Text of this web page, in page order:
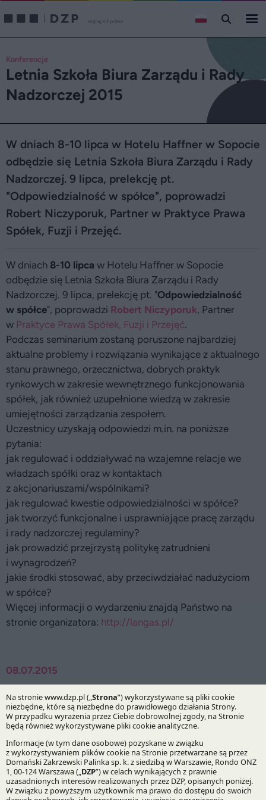
Konferencje
Letnia Szkoła Biura Zarządu i Rady
Nadzorczej 2015
08.07.2015
W dniach 8-10 lipca w Hotelu Haffner w Sopocie
odbędzie się Letnia Szkoła Biura Zarządu i Rady
Nadzorczej. 9 lipca, prelekcję pt.
"Odpowiedzialność w spółce", poprowadzi
Robert Niczyporuk, Partner w Praktyce Prawa
Spółek, Fuzji i Przejęć.
W dniach 8-10 lipca w Hotelu Haffner w Sopocie
odbędzie się Letnia Szkoła Biura Zarządu i Rady
Nadzorczej. 9 lipca, prelekcję pt. "Odpowiedzialność
w spółce", poprowadzi Robert Niczyporuk, Partner
w Praktyce Prawa Spółek, Fuzji i Przejęć.
Podczas seminarium zostaną poruszone najbardziej
aktualne problemy i rozwiązania wynikające z aktualnego
stanu prawnego, orzecznictwa, dobrych praktyk
rynkowych w zakresie wewnętrznego funkcjonowania
spółek, jak również uzupełnione wiedzą w zakresie
umiejętności zarządzania zespołem.
Uczestnicy uzyskają odpowiedzi m.in. na poniższe
pytania:
jak regulować i oddziaływać na wzajemne relacje we
władzach spółki oraz w kontaktach
z akcjonariuszami/wspólnikami?
jak regulować kwestie odpowiedzialności w spółce?
jak tworzyć funkcjonalne i usprawniające pracę zarządu
i rady nadzorczej regulaminy?
jak prowadzić przejrzystą politykę zatrudnieni
i wynagrodzeń?
jakie środki stosować, aby przeciwdziałać nadużyciom
w spółce?
Więcej informacji o wydarzeniu znajdą Państwo na
stronie organizatora: http://langas.pl/
Bądź na bieżąco z DZP
Zapisz